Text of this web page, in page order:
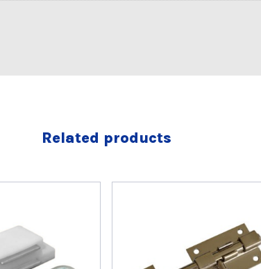
Related products